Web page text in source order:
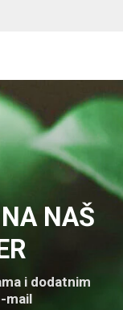
NAŠ
i dodatnim
mail